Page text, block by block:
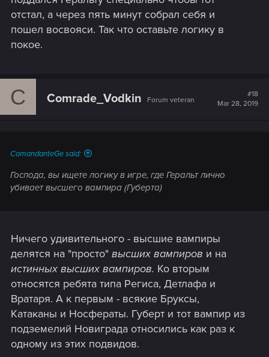
отстал, а через пять минут собрал себя и
пошел восвояси. Так что оставьте логику в
покое.
C Comrade_Vodkin Forum veteran
#18
Mar 28, 2019
ComandanteGe said:
Господа, вы ищете логику в игре, где Геральт лично
убивает высшего вампира (Губерта)
Ничего удивительного - высшие вампиры
делятся на "просто" высших вампиров и на
истинных высших вампиров. Ко вторым
относятся ребята типа Региса, Детлафа и
Вратаря. А к первым - всякие Бруксы,
Катаканы и Носфераты. Губерт и тот вампир из
подземелий Новиграда относились как раз к
одному из этих подвидов.